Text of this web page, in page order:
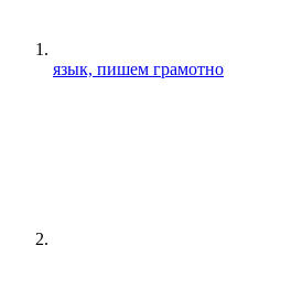
язык, пишем грамотно